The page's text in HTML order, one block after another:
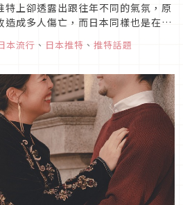
特上卻透露出跟往年不同的氣氛，原
成多人傷亡，而日本同樣也是在萬
應對，日本網友們也紛紛在推特上
本流行 、 日本推特 、 推特話題